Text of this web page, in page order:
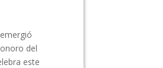
del
este